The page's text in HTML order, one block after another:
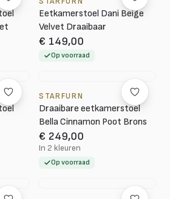
Eetkamerstoel Dani Beige
Velvet Draaibaar
€ 149,00
Op voorraad
STARFURN
Draaibare eetkamerstoel
Bella Cinnamon Poot Brons
€ 249,00
In 2 kleuren
Op voorraad